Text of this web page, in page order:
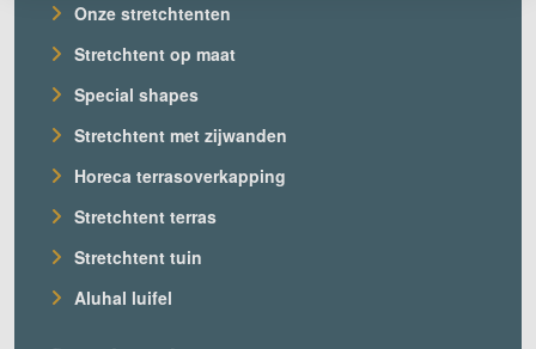
Onze stretchtenten
Stretchtent op maat
Special shapes
Stretchtent met zijwanden
Horeca terrasoverkapping
Stretchtent terras
Stretchtent tuin
Aluhal luifel